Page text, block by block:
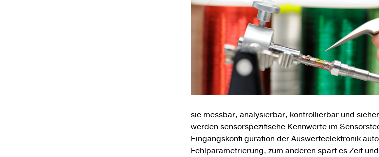
sie messbar, analysierbar, kontrollierbar und
werden sensorspezifische Kennwerte im
Eingangskonfi guration der Auswerteelektronik
Fehlparametrierung, zum anderen spart es Zeit